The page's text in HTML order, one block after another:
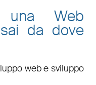
una Web
da dove
web e sviluppo